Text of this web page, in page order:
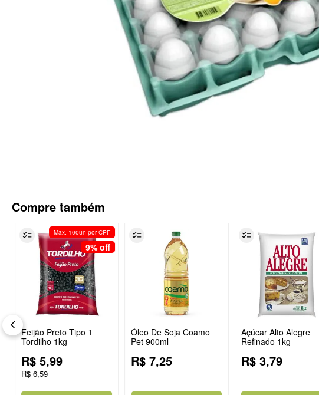
Compre também
Max. 100un por CPF
9% off
Feijão Preto Tipo 1
Tordilho 1kg
R$ 5,99
R$ 6,59
Óleo De Soja Coamo
Pet 900ml
R$ 7,25
Açúcar Alto Alegre
Refinado 1kg
R$ 3,79